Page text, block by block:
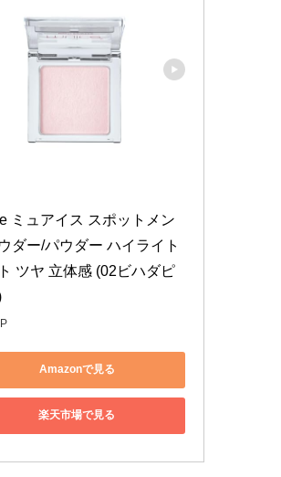
ミュアイス スポットメン
ダー/パウダー ハイライト
ツヤ 立体感 (02ビハダピ
Amazonで見る
楽天市場で見る